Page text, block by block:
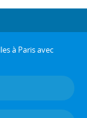
à Paris avec